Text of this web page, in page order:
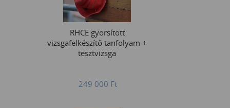
RHCE gyorsított
vizsgafelkészítő tanfolyam +
tesztvizsga
249 000 Ft